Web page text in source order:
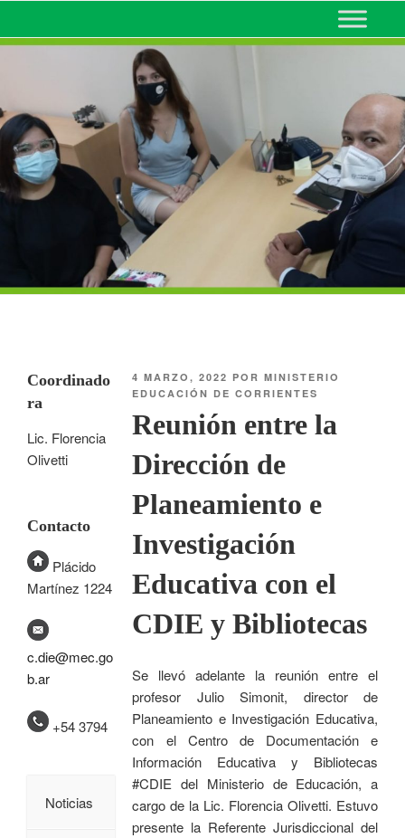
MINISTERIO DE EDUCACIÓN
DE CORRIENTES
4 MARZO, 2022 PORMINISTERIO
EDUCACIÓN DE CORRIENTES
Reunión entre la
Dirección de
Planeamiento e
Investigación
Educativa con el
CDIE y Bibliotecas
Se llevó adelante la reunión entre el
profesor Julio Simonit, director de
Planeamiento e Investigación Educativa,
con el Centro de Documentación e
Información Educativa y Bibliotecas
#CDIE del Ministerio de Educación, a
cargo de la Lic. Florencia Olivetti. Estuvo
presente la Referente Jurisdiccional del
Coordinado
ra
Lic. Florencia
Olivetti
Contacto
Plácido
Martínez 1224
c.die@mec.go
b.ar
+54 3794
Noticias